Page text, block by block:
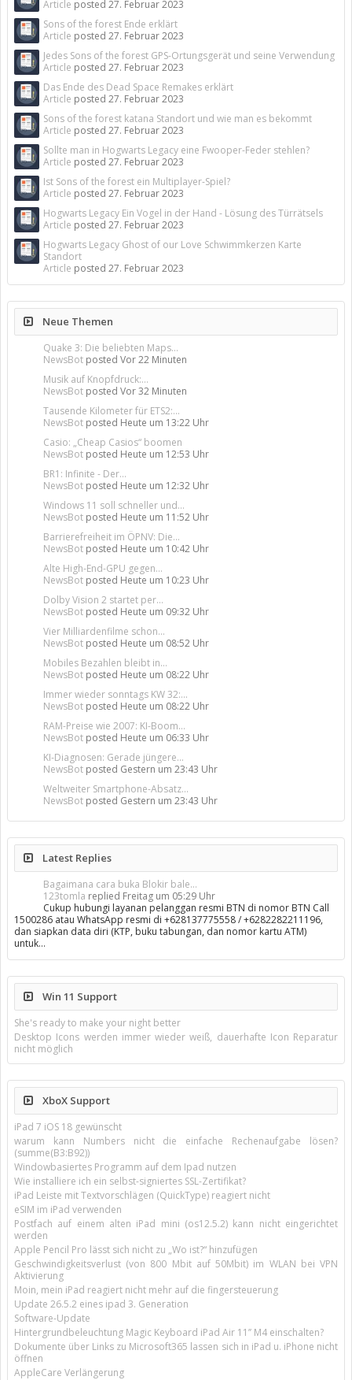
Article posted 27. Februar 2023
Sons of the forest Ende erklärt
Article posted 27. Februar 2023
Jedes Sons of the forest GPS-Ortungsgerät und seine Verwendung
Article posted 27. Februar 2023
Das Ende des Dead Space Remakes erklärt
Article posted 27. Februar 2023
Sons of the forest katana Standort und wie man es bekommt
Article posted 27. Februar 2023
Sollte man in Hogwarts Legacy eine Fwooper-Feder stehlen?
Article posted 27. Februar 2023
Ist Sons of the forest ein Multiplayer-Spiel?
Article posted 27. Februar 2023
Hogwarts Legacy Ein Vogel in der Hand - Lösung des Türrätsels
Article posted 27. Februar 2023
Hogwarts Legacy Ghost of our Love Schwimmkerzen Karte
Standort
Article posted 27. Februar 2023
Neue Themen
Quake 3: Die beliebten Maps...
NewsBot posted Vor 22 Minuten
Musik auf Knopfdruck:...
NewsBot posted Vor 32 Minuten
Tausende Kilometer für ETS2:...
NewsBot posted Heute um 13:22 Uhr
Casio: „Cheap Casios“ boomen
NewsBot posted Heute um 12:53 Uhr
BR1: Infinite - Der...
NewsBot posted Heute um 12:32 Uhr
Windows 11 soll schneller und...
NewsBot posted Heute um 11:52 Uhr
Barrierefreiheit im ÖPNV: Die...
NewsBot posted Heute um 10:42 Uhr
Alte High-End-GPU gegen...
NewsBot posted Heute um 10:23 Uhr
Dolby Vision 2 startet per...
NewsBot posted Heute um 09:32 Uhr
Vier Milliardenfilme schon...
NewsBot posted Heute um 08:52 Uhr
Mobiles Bezahlen bleibt in...
NewsBot posted Heute um 08:22 Uhr
Immer wieder sonntags KW 32:...
NewsBot posted Heute um 08:22 Uhr
RAM-Preise wie 2007: KI-Boom...
NewsBot posted Heute um 06:33 Uhr
KI-Diagnosen: Gerade jüngere...
NewsBot posted Gestern um 23:43 Uhr
Weltweiter Smartphone-Absatz...
NewsBot posted Gestern um 23:43 Uhr
Latest Replies
Bagaimana cara buka Blokir bale...
123tomla replied Freitag um 05:29 Uhr
Cukup hubungi layanan pelanggan resmi BTN di nomor BTN Call
1500286 atau WhatsApp resmi di +628137775558 / +6282282211196,
dan siapkan data diri (KTP, buku tabungan, dan nomor kartu ATM)
untuk…
Win 11 Support
She's ready to make your night better
Desktop Icons werden immer wieder weiß, dauerhafte Icon Reparatur
nicht möglich
XboX Support
iPad 7 iOS 18 gewünscht
warum kann Numbers nicht die einfache Rechenaufgabe lösen?
(summe(B3:B92))
Windowbasiertes Programm auf dem Ipad nutzen
Wie installiere ich ein selbst-signiertes SSL-Zertifikat?
iPad Leiste mit Textvorschlägen (QuickType) reagiert nicht
eSIM im iPad verwenden
Postfach auf einem alten iPad mini (os12.5.2) kann nicht eingerichtet
werden
Apple Pencil Pro lässt sich nicht zu „Wo ist?“ hinzufügen
Geschwindigkeitsverlust (von 800 Mbit auf 50Mbit) im WLAN bei VPN
Aktivierung
Moin, mein iPad reagiert nicht mehr auf die fingersteuerung
Update 26.5.2 eines ipad 3. Generation
Software-Update
Hintergrundbeleuchtung Magic Keyboard iPad Air 11’’ M4 einschalten?
Dokumente über Links zu Microsoft365 lassen sich in iPad u. iPhone nicht
öffnen
AppleCare Verlängerung